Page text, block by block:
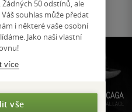
50 odstínů, ale
souhlas může předat
i některé vaše osobní
Jako naši vlastní
více
vše